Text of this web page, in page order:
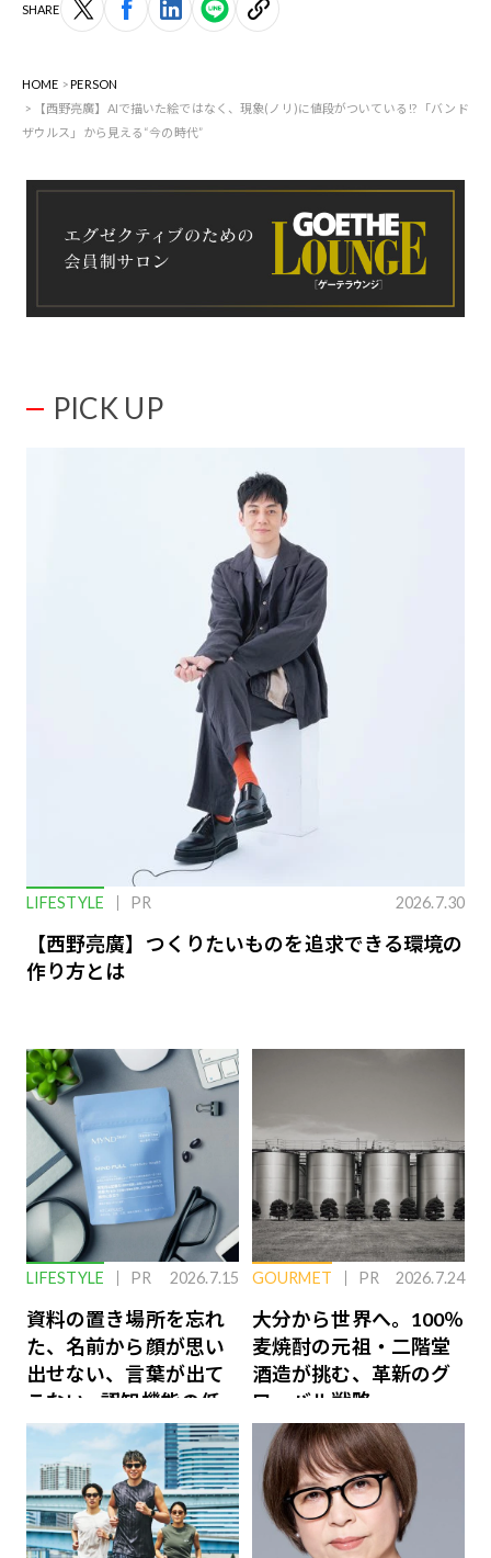
SHARE
HOME
PERSON
【西野亮廣】AIで描いた絵ではなく、現象(ノリ)に値段がついている!? 「バンド
ザウルス」から見える“今の時代”
PICK UP
LIFESTYLE PR 2026.7.30
【西野亮廣】つくりたいものを追求できる環境の
作り方とは
LIFESTYLE PR 2026.7.15
資料の置き場所を忘れ
た、名前から顔が思い
出せない、言葉が出て
こない…認知機能の低
下を救う、脳のインナ
ーケアとは
GOURMET PR 2026.7.24
大分から世界へ。100％
麦焼酎の元祖・二階堂
酒造が挑む、革新のグ
ローバル戦略